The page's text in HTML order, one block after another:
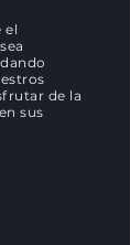
el
de la
sus